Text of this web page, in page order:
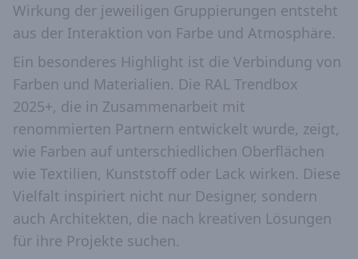
Wirkung der jeweiligen Gruppierungen entsteht
aus der Interaktion von Farbe und Atmosphäre.
Ein besonderes Highlight ist die Verbindung von
Farben und Materialien. Die RAL Trendbox
2025+, die in Zusammenarbeit mit
renommierten Partnern entwickelt wurde, zeigt,
wie Farben auf unterschiedlichen Oberflächen
wie Textilien, Kunststoff oder Lack wirken. Diese
Vielfalt inspiriert nicht nur Designer, sondern
auch Architekten, die nach kreativen Lösungen
für ihre Projekte suchen.